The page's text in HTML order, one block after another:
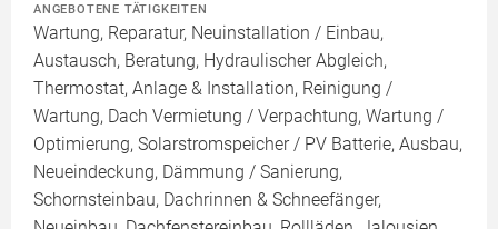
ANGEBOTENE TÄTIGKEITEN
Wartung, Reparatur, Neuinstallation / Einbau,
Austausch, Beratung, Hydraulischer Abgleich,
Thermostat, Anlage & Installation, Reinigung /
Wartung, Dach Vermietung / Verpachtung, Wartung /
Optimierung, Solarstromspeicher / PV Batterie, Ausbau,
Neueindeckung, Dämmung / Sanierung,
Schornsteinbau, Dachrinnen & Schneefänger,